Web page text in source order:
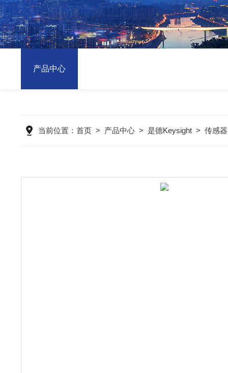
产品中心
当前位置： 首页> 产品中心> 是德Keysight> 传感器